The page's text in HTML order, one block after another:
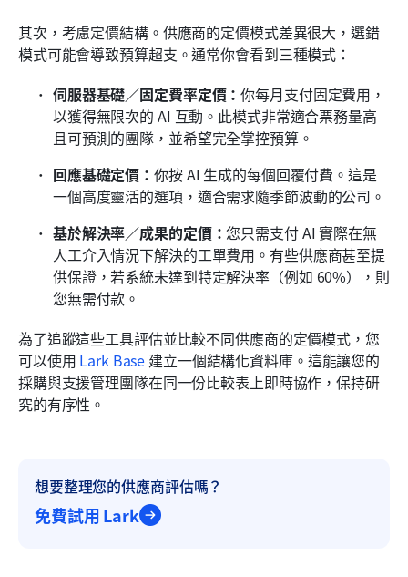
其次，考慮定價結構。供應商的定價模式差異很大，選錯
模式可能會導致預算超支。通常你會看到三種模式：
伺服器基礎／固定費率定價：你每月支付固定費用，
以獲得無限次的 AI 互動。此模式非常適合票務量高
且可預測的團隊，並希望完全掌控預算。
回應基礎定價：你按 AI 生成的每個回覆付費。這是
一個高度靈活的選項，適合需求隨季節波動的公司。
基於解決率／成果的定價：您只需支付 AI 實際在無
人工介入情況下解決的工單費用。有些供應商甚至提
供保證，若系統未達到特定解決率（例如 60%），則
您無需付款。
為了追蹤這些工具評估並比較不同供應商的定價模式，您
可以使用 Lark Base 建立一個結構化資料庫。這能讓您的
採購與支援管理團隊在同一份比較表上即時協作，保持研
究的有序性。
想要整理您的供應商評估嗎？
免費試用 Lark